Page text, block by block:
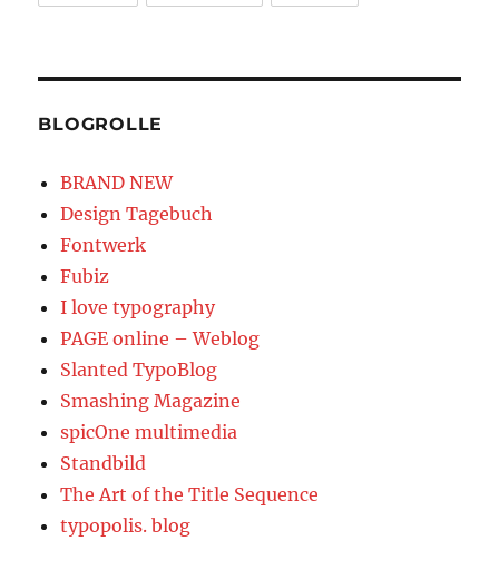
BLOGROLLE
BRAND NEW
Design Tagebuch
Fontwerk
Fubiz
I love typography
PAGE online – Weblog
Slanted TypoBlog
Smashing Magazine
spicOne multimedia
Standbild
The Art of the Title Sequence
typopolis. blog